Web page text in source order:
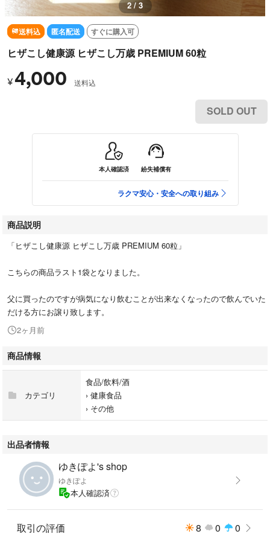
2 / 3
送料込 匿名配送 すぐに購入可
ヒザこし健康源 ヒザこし万歳 PREMIUM 60粒
¥4,000 送料込
SOLD OUT
本人確認済 紛失補償有
ラクマ安心・安全への取り組み
商品説明
「ヒザこし健康源 ヒザこし万歳 PREMIUM 60粒」
こちらの商品ラスト1袋となりました。
父に買ったのですが病気になり飲むことが出来なくなったので飲んでいた
だける方にお譲り致します。
2ヶ月前
商品情報
カテゴリ
食品/飲料/酒
› 健康食品
› その他
出品者情報
ゆきぽよ's shop
ゆきぽよ
本人確認済
取引の評価 8 0 0